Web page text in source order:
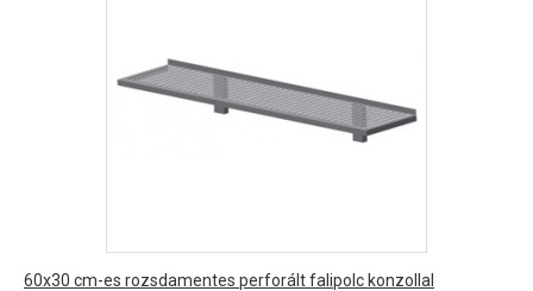
60x30 cm-es rozsdamentes perforált falipolc konzollal